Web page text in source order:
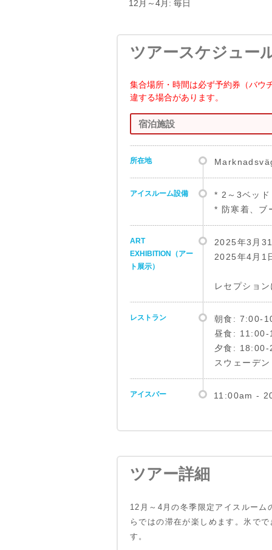
12月～4月: 毎日
ツアースケジュー
集合場所・時間は必ず予約券（バ
違する場合があります。
宿泊施設
所在地
アイスルーム設備
* 2～3ベッド
* 防寒着、ブ
ART
EXHIBITION（アー
ト展示）
2025年3月
2025年4月1
レセプショ
レストラン
朝食: 7:00-
昼食: 11:00-
夕食:
スウェーデ
アイスバー 11:00am -
ツアー詳細
12月～4月の冬季限定アイスルー
らではの滞在が楽しめます。氷で
す。